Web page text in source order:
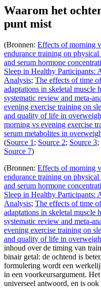
Waarom het
punt mist
(Bronnen: Effects of morning
endurance training on
and serum hormone
Sleep in Healthy Participants:
Analysis; The effects of time
adaptations in skeletal muscle
systematic review and meta-
evening exercise training on
and quality of life in
morning vs evening exercise
serum metabolites in
(Source 1 ; Source 2; Source 3;
Source 7)
(Bronnen: Effects of morning
endurance training on
and serum hormone
Sleep in Healthy Participants:
Analysis; The effects of time
adaptations in skeletal muscle
systematic review and meta-
evening exercise training on
and quality of life in
inhoud over de timing van
binair getal: de ochtend is
formulering wordt een
in een voorkeursargument.
universeel antwoord, en is